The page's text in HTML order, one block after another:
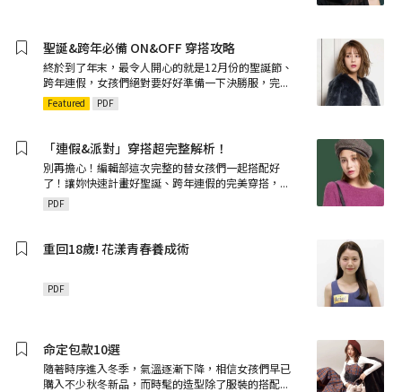
聖誕&跨年必備 ON&OFF 穿搭攻略
終於到了年末，最令人開心的就是12月份的聖誕節、
跨年連假，女孩們絕對要好好準備一下決勝服，完...
Featured PDF
「連假&派對」穿搭超完整解析！
別再擔心！編輯部這次完整的替女孩們一起搭配好
了！讓妳快速計畫好聖誕、跨年連假的完美穿搭， ...
PDF
重回18歲! 花漾青春養成術
PDF
命定包款10選
隨著時序進入冬季，氣溫逐漸下降，相信女孩們早已
購入不少秋冬新品，而時髦的造型除了服裝的搭配...